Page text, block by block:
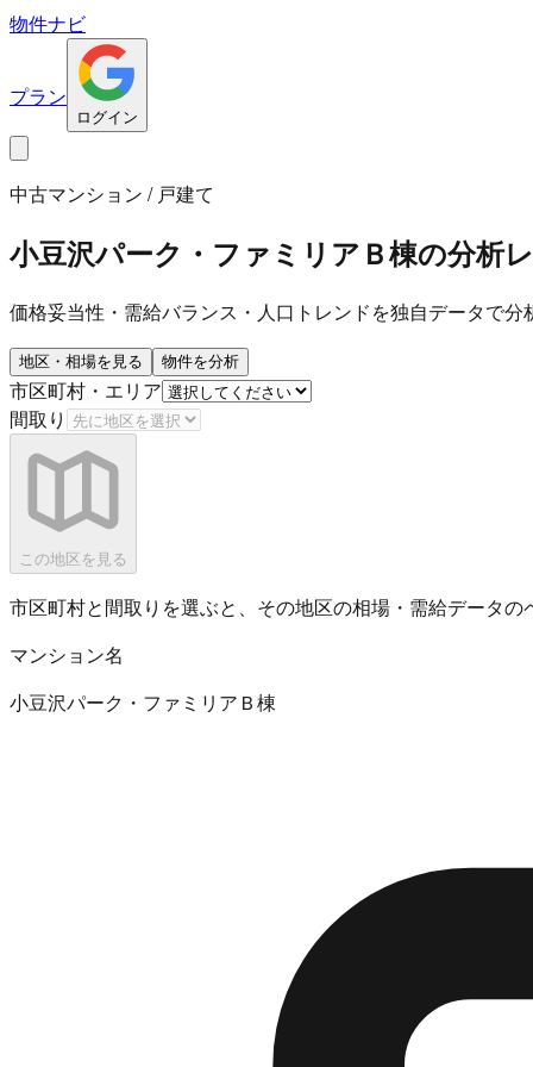
物件ナビ
プラン
ログイン
中古マンション / 戸建て
小豆沢パーク・ファミリアＢ棟の分析
価格妥当性・需給バランス・人口トレンドを独自データで分
地区・相場を見る 物件を分析
市区町村・エリア
間取り
この地区を見る
市区町村と間取りを選ぶと、その地区の相場・需給データの
マンション名
小豆沢パーク・ファミリアＢ棟